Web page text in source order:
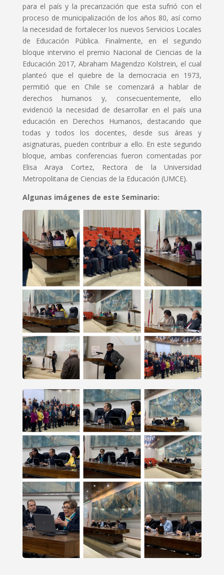
para el país y la precarización que esta sufrió con el
proceso de municipalización de los años 80, así como
la necesidad de fortalecer los nuevos Servicios Locales
de Educación Pública. Finalmente, en el segundo
bloque intervino el premio Nacional de Ciencias de la
Educación 2017, Abraham Magendzo Kolstrein, el cual
planteó que el quiebre de la democracia en 1973,
permitió que en Chile se comenzará a hablar de
derechos humanos y, consecuentemente, ello
evidenció la necesidad de desarrollar en el país una
educación en Derechos Humanos, destacando que
todas y todos los docentes, desde sus áreas y
asignaturas, pueden contribuir a ello. En este segundo
bloque, ambas conferencias fueron comentadas por
Elisa Araya Cortez, Rectora de la Universidad
Metropolitana de Ciencias de la Educación (UMCE).
Algunas imágenes de este Seminario: